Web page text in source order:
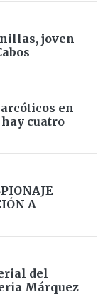
joven
en
hay cuatro
A
del
Márquez